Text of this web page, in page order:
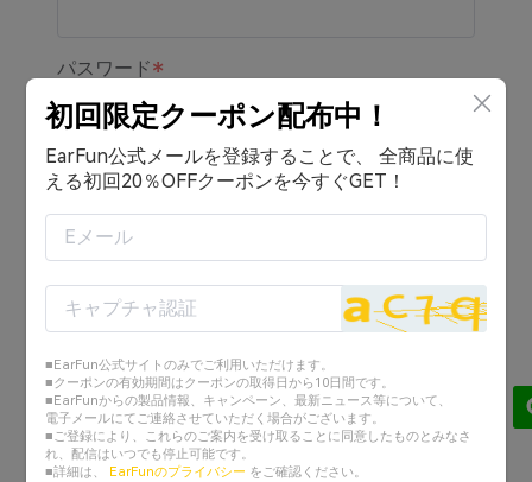
パスワード
ログイン状態を保持する
ログイン
または
アカウントを作成する
Googleでログイン
Facebookでログイン
初回限定クーポン配布中！
EarFun公式メールを登録することで、 全商品に使
える初回20％OFFクーポンを今すぐGET！
■EarFun公式サイトのみでご利用いただけます。
■クーポンの有効期間はクーポンの取得日から10日間です。
■EarFunからの製品情報、キャンペーン、最新ニュース等について、
電子メールにてご連絡させていただく場合がございます。
■ご登録により、これらのご案内を受け取ることに同意したものとみなさ
れ、配信はいつでも停止可能です。
■詳細は、
EarFunのプライバシー をご確認ください。